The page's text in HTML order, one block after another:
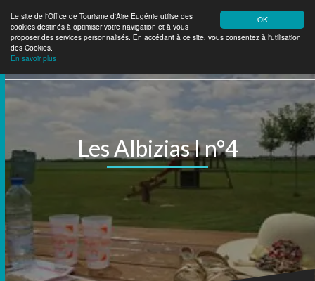
OK
Le site de l'Office de Tourisme d'Aire Eugénie utilise des
cookies destinés à optimiser votre navigation et à vous
proposer des services personnalisés. En accédant à ce site, vous consentez à l'utilisation
des Cookies.
En savoir plus
TourismeAire Eugénie
Les Albizias I n°4